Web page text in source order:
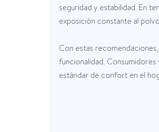
seguridad y estabilidad. En
exposición constante al
Con estas
funcionalidad.
estándar de confort en el